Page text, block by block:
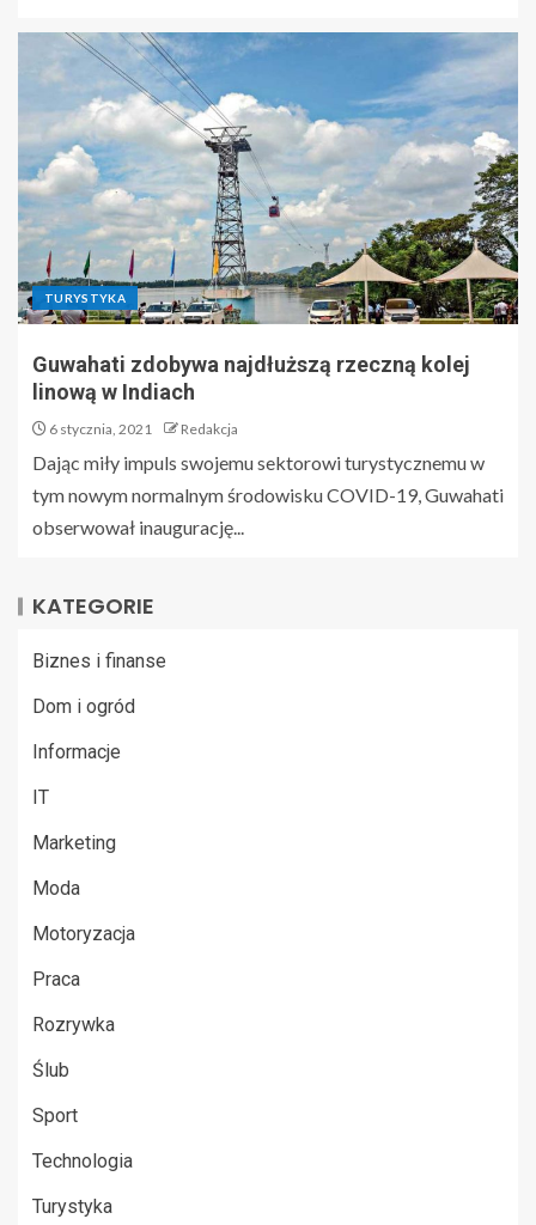
TURYSTYKA
Guwahati zdobywa najdłuższą rzeczną kolej
linową w Indiach
6 stycznia, 2021 Redakcja
Dając miły impuls swojemu sektorowi turystycznemu w
tym nowym normalnym środowisku COVID-19, Guwahati
obserwował inaugurację...
KATEGORIE
Biznes i finanse
Dom i ogród
Informacje
IT
Marketing
Moda
Motoryzacja
Praca
Rozrywka
Ślub
Sport
Technologia
Turystyka